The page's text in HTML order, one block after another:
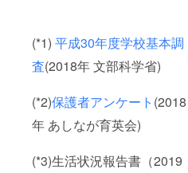
(*1) 平成30年度学校基本調
査(2018年 文部科学省)
(*2)保護者アンケート (2018
年 あしなが育英会)
(*3)生活状況報告書（2019